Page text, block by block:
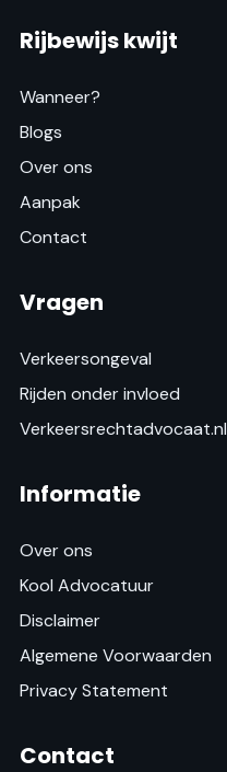
Rijbewijs kwijt
Wanneer?
Blogs
Over ons
Aanpak
Contact
Vragen
Verkeersongeval
Rijden onder invloed
Verkeersrechtadvocaat.nl
Informatie
Over ons
Kool Advocatuur
Disclaimer
Algemene Voorwaarden
Privacy Statement
Contact